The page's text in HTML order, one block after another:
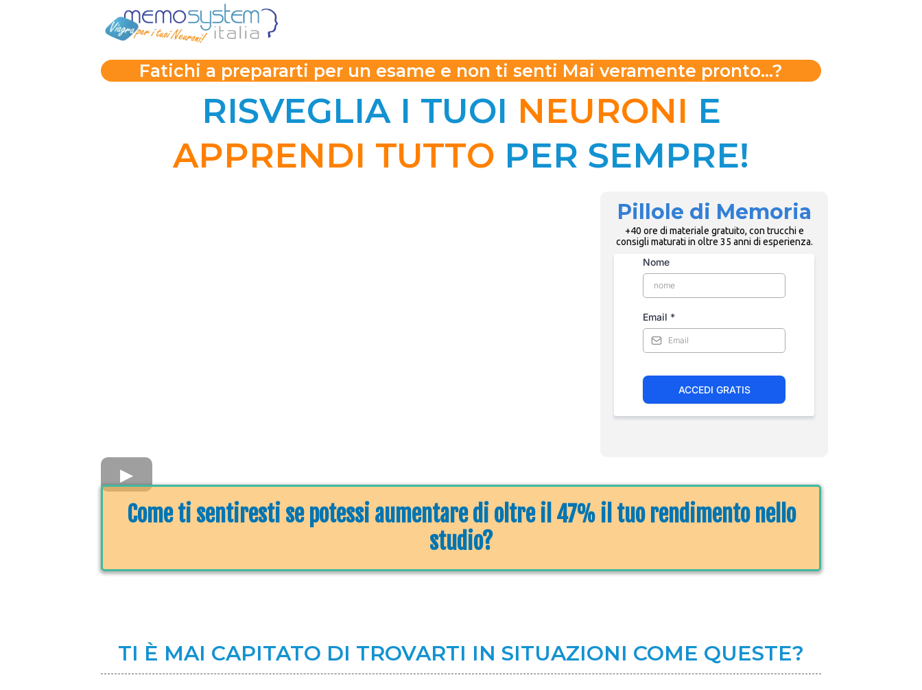
Fatichi a prepararti per un esame e non ti senti Mai veramente pronto...?
RISVEGLIA I TUOI NEURONI E
APPRENDI TUTTO PER SEMPRE!
Pillole di Memoria
+40 ore di materiale gratuito, con trucchi e
consigli maturati in oltre 35 anni di esperienza.
Nome
Email *
ACCEDI GRATIS
Come ti sentiresti se potessi aumentare di oltre il 47% il tuo rendimento nello
studio?
TI È MAI CAPITATO DI TROVARTI IN SITUAZIONI COME QUESTE?